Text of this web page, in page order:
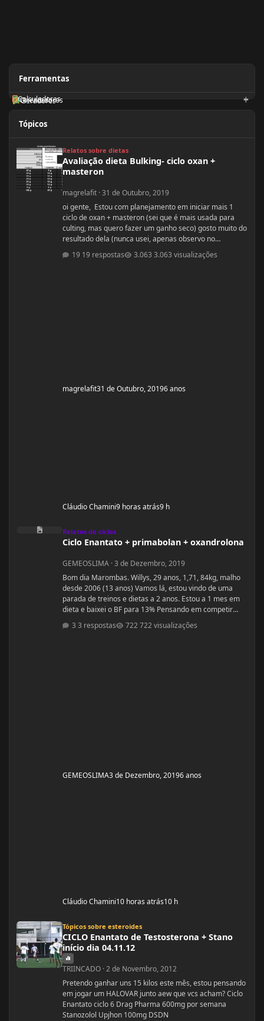
Ferramentas
Geradores
Orientadores
Calculadoras
Tópicos
Relatos sobre dietas
Avaliação dieta Bulking- ciclo oxan +
masteron
magrelafit ·31 de Outubro, 2019
oi gente, Estou com planejamento em iniciar mais 1
ciclo de oxan + masteron (sei que é mais usada para
culting, mas quero fazer um ganho seco) gosto muito do
resultado dela (nunca usei, apenas observo no
pessoal). ja fiz 2 ciclos de oxandrolona 1 em 2016(6
semanas) e outro 2017.(6 semanas) , mas o meu
19 respostas 3.063 visualizações
magrelafit31 de Outubro, 20196 anos
Cláudio Chamini9 horas atrás9 h
Ciclo Enantato + primabolan + oxandrolona
Relatos de ciclos
Ciclo Enantato + primabolan + oxandrolona
GEMEOSLIMA ·3 de Dezembro, 2019
Bom dia Marombas. Willys, 29 anos, 1,71, 84kg, malho
desde 2006 (13 anos) Vamos lá, estou vindo de uma
parada de treinos e dietas a 2 anos. Estou a 1 mes em
dieta e baixei o BF para 13% Pensando em competir
estreantes ano que vem se tudo ocorrer bem até abril.
(Secar e corrigir os pontos fracos) Anexo, os exames
3 respostas 722 visualizações
GEMEOSLIMA3 de Dezembro, 20196 anos
Cláudio Chamini10 horas atrás10 h
Tópicos sobre esteroides
CICLO Enantato de Testosterona + Stano
início dia 04.11.12
TRIINCADO ·2 de Novembro, 2012
Pretendo ganhar uns 15 kilos este mês, estou pensando
em jogar um HALOVAR junto aew que vcs acham? Ciclo
Enantato ciclo 6 Drag Pharma 600mg por semana
Stanozolol Upjhon 100mg DSDN